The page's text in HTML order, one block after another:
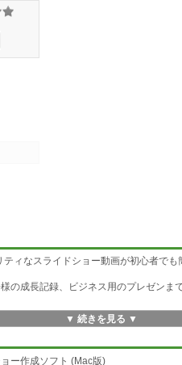
ィなスライドショー動画が初心者で
の成長記録、ビジネス用のプレゼンま
く挿入できます。
あります。
タを数多く搭載しています。
▼ 続きを見る ▼
ー作成ソフト (Mac版)